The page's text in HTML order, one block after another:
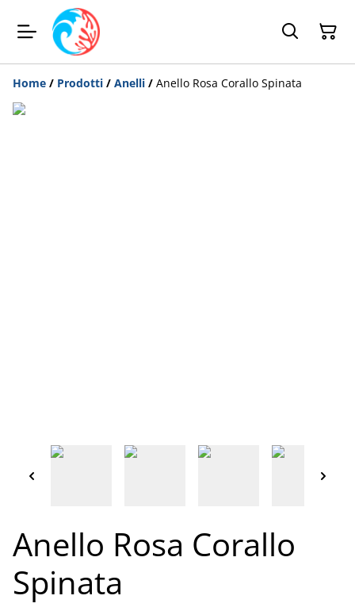
Home / Prodotti / Anelli / Anello Rosa Corallo Spinata
Anello Rosa Corallo
Spinata